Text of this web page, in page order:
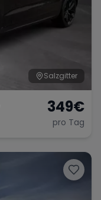
Salzgitter
349€
pro Tag